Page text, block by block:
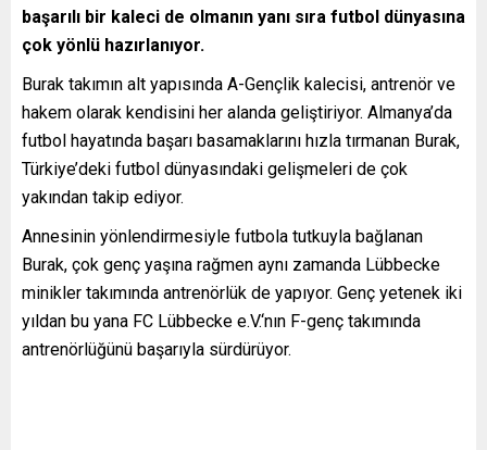
başarılı bir kaleci de olmanın yanı sıra futbol dünyasına
çok yönlü hazırlanıyor.
Burak takımın alt yapısında A-Gençlik kalecisi, antrenör ve
hakem olarak kendisini her alanda geliştiriyor. Almanya’da
futbol hayatında başarı basamaklarını hızla tırmanan Burak,
Türkiye’deki futbol dünyasındaki gelişmeleri de çok
yakından takip ediyor.
Annesinin yönlendirmesiyle futbola tutkuyla bağlanan
Burak, çok genç yaşına rağmen aynı zamanda Lübbecke
minikler takımında antrenörlük de yapıyor. Genç yetenek iki
yıldan bu yana FC Lübbecke e.V.‘nın F-genç takımında
antrenörlüğünü başarıyla sürdürüyor.